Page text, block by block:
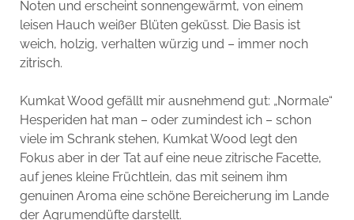
Noten und erscheint sonnengewärmt, von einem
leisen Hauch weißer Blüten geküsst. Die Basis ist
weich, holzig, verhalten würzig und – immer noch
zitrisch.
Kumkat Wood gefällt mir ausnehmend gut: „Normale“
Hesperiden hat man – oder zumindest ich – schon
viele im Schrank stehen, Kumkat Wood legt den
Fokus aber in der Tat auf eine neue zitrische Facette,
auf jenes kleine Früchtlein, das mit seinem ihm
genuinen Aroma eine schöne Bereicherung im Lande
der Agrumendüfte darstellt.